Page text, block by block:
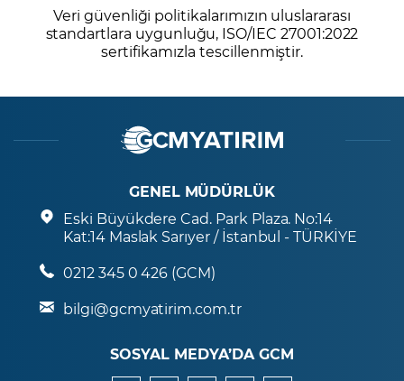
Veri güvenliği politikalarımızın uluslararası
standartlara uygunluğu, ISO/IEC 27001:2022
sertifikamızla tescillenmiştir.
GENEL MÜDÜRLÜK
Eski Büyükdere Cad. Park Plaza. No:14
Kat:14 Maslak Sarıyer / İstanbul - TÜRKİYE
0212 345 0 426 (GCM)
bilgi@gcmyatirim.com.tr
SOSYAL MEDYA’DA GCM